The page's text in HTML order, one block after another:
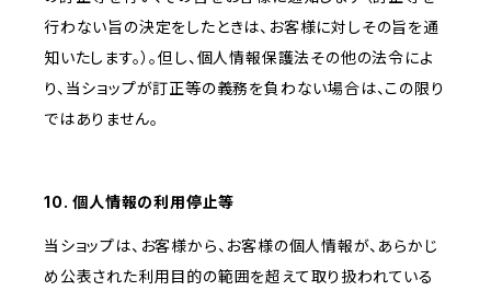
行わない旨の決定をしたときは、お客様に対しその旨を通
知いたします。）。但し、個人情報保護法その他の法令によ
り、当ショップが訂正等の義務を負わない場合は、この限り
ではありません。
10. 個人情報の利用停止等
当ショップは、お客様から、お客様の個人情報が、あらかじ
め公表された利用目的の範囲を超えて取り扱われている